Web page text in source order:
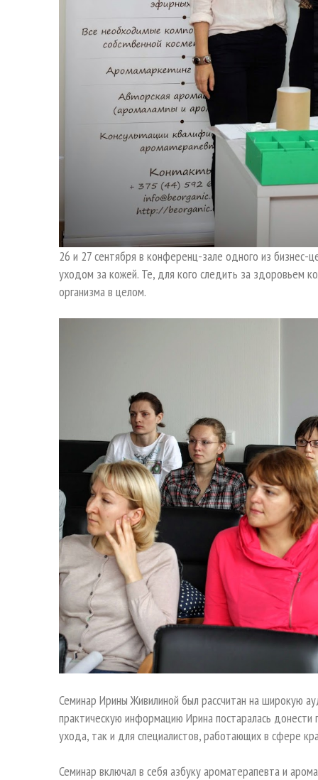
26 и 27 сентября в конференц-зале одного из бизнес-
уходом за кожей. Те, для кого следить за здоровьем
организма в целом.
Семинар Ирины Живилиной был рассчитан на широкую
практическую информацию Ирина постаралась
ухода, так и для специалистов, работающих в сфере
Семинар включал в себя азбуку ароматерапевта и